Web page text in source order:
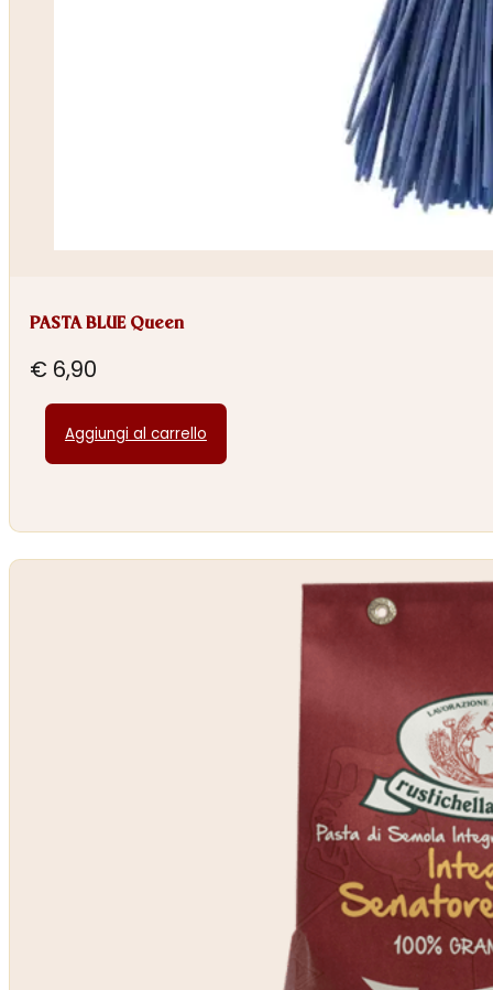
PASTA BLUE Queen
€ 6,90
Aggiungi al carrello